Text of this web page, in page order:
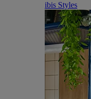
ibis Styles